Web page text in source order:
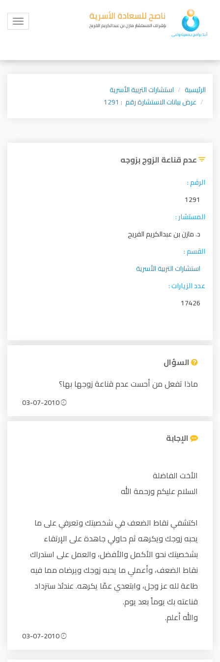
Toggle
الرئيسية
استشارات التربية الأسرية
عرض بيانات الاستشارة رقم : 1291
عدم قناعة الزوج بزوجه
الرقم :
1291
المستشار :
د. مازن بن عبدالكريم الفريح
القسم :
استشارات التربية الأسرية
عدد الزيارات :
17426
السؤال
ماذا تفعل من أحست عدم قناعة زوجها بها؟
الإجابة
الأخت الفاضلة
السلام عليكم ورحمة الله
اكتشفي نقاط الضعف في شخصيتك وتعرفي على ما
يحبه زوجك ويكرهه ثم حاولي جاهدة على الإرتقاء
بشخصيتك نحو الأكمل والأفضل، والعمل على استدراك
نقاط الضعف، وأعملي ما يحبه زوجك ويرضاه مما فيه
طاعة لله عز وجل، وابتعدي عمّا يكرهه. عندئذ ستزداد
قناعته بك يوماً بعد يوم.
والله أعلم.